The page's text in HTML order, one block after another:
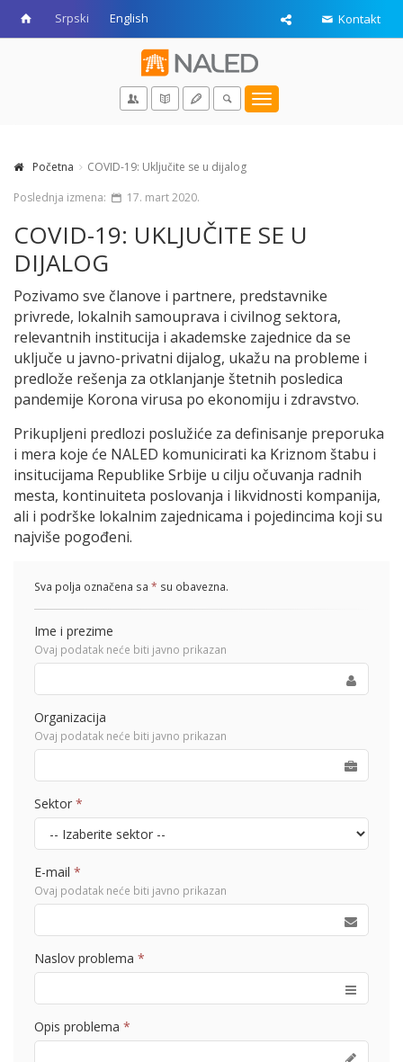
Srpski English Kontakt
Toggle
Početna
COVID-19: Uključite se u dijalog
Poslednja izmena:
17. mart 2020.
COVID-19: UKLJUČITE SE U
DIJALOG
Pozivamo sve članove i partnere, predstavnike
privrede, lokalnih samouprava i civilnog sektora,
relevantnih institucija i akademske zajednice da se
uključe u javno-privatni dijalog, ukažu na probleme i
predlože rešenja za otklanjanje štetnih posledica
pandemije Korona virusa po ekonomiju i zdravstvo.
Prikupljeni predlozi poslužiće za definisanje preporuka
i mera koje će NALED komunicirati ka Kriznom štabu i
insitucijama Republike Srbije u cilju očuvanja radnih
mesta, kontinuiteta poslovanja i likvidnosti kompanija,
ali i podrške lokalnim zajednicama i pojedincima koji su
najviše pogođeni.
Sva polja označena sa * su obavezna.
Ime i prezime
Ovaj podatak neće biti javno prikazan
Organizacija
Ovaj podatak neće biti javno prikazan
Sektor *
E-mail *
Ovaj podatak neće biti javno prikazan
Naslov problema *
Opis problema *